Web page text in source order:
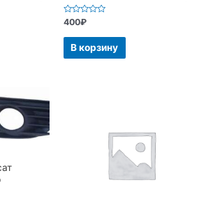
Оценка
из
400₽
В корзину